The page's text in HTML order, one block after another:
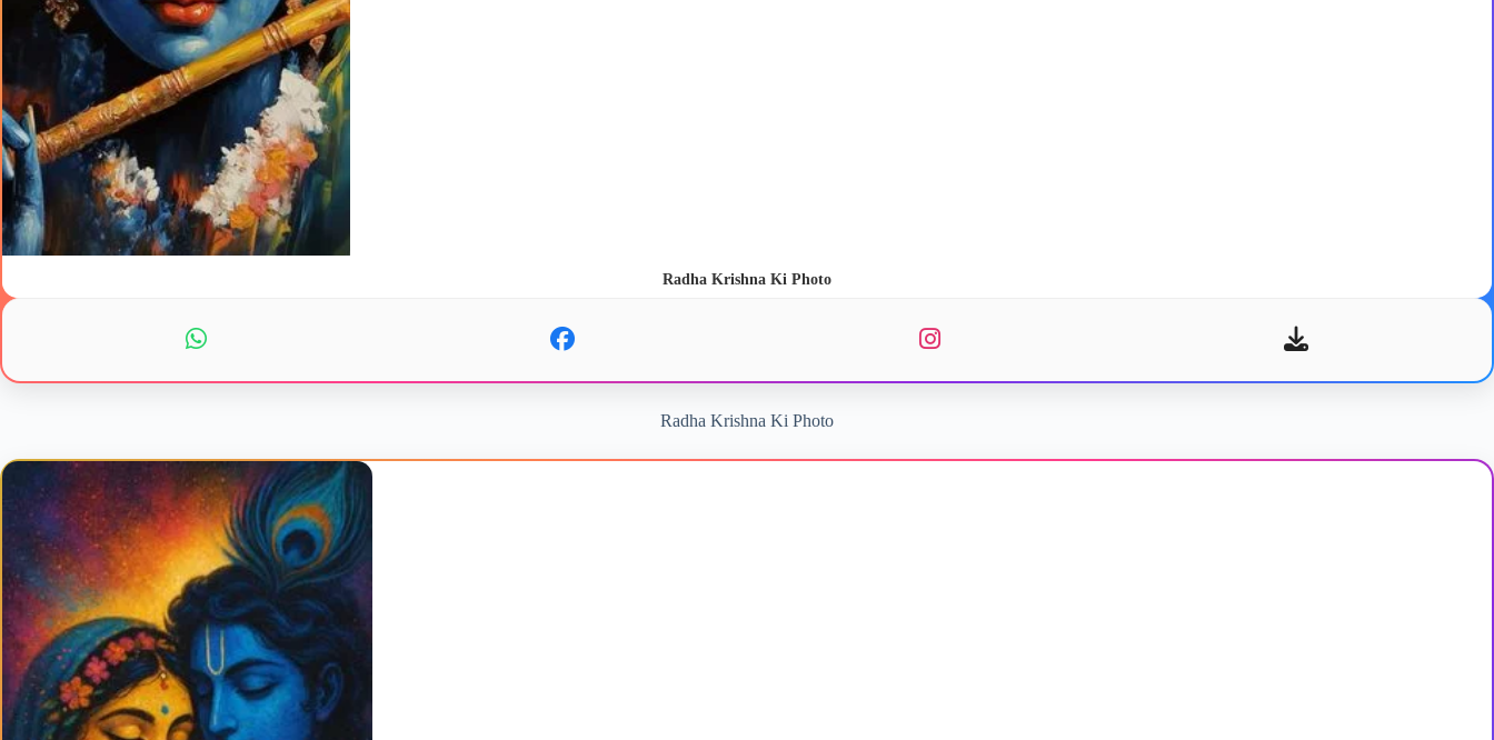
Radha Krishna Ki Photo
Radha Krishna Ki Photo